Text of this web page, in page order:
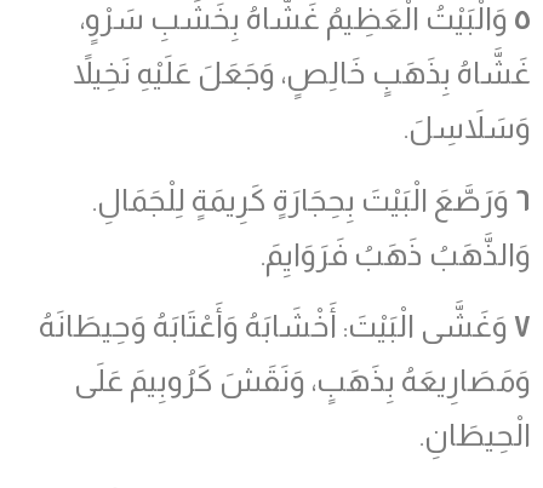
٥ وَالْبَيْتُ الْعَظِيمُ غَشَّاهُ بِخَشَبِ سَرْوٍ،
غَشَّاهُ بِذَهَبٍ خَالِصٍ، وَجَعَلَ عَلَيْهِ نَخِيلاً
وَسَلاَسِلَ.
٦ وَرَصَّعَ الْبَيْتَ بِحِجَارَةٍ كَرِيمَةٍ لِلْجَمَالِ.
وَالذَّهَبُ ذَهَبُ فَرَوَايِمَ.
٧ وَغَشَّى الْبَيْتَ: أَخْشَابَهُ وَأَعْتَابَهُ وَحِيطَانَهُ
وَمَصَارِيعَهُ بِذَهَبٍ، وَنَقَشَ كَرُوبِيمَ عَلَى
الْحِيطَانِ.